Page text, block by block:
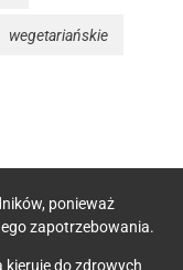
wegetariańskie
ponieważ
zapotrzebowania.
do zdrowych